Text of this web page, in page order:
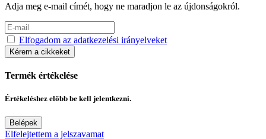
Adja meg e-mail címét, hogy ne maradjon le az újdonságokról.
Elfogadom az adatkezelési irányelveket
Kérem a cikkeket
Termék értékelése
Értékeléshez előbb be kell jelentkezni.
Belépek
Elfelejtettem a jelszavamat